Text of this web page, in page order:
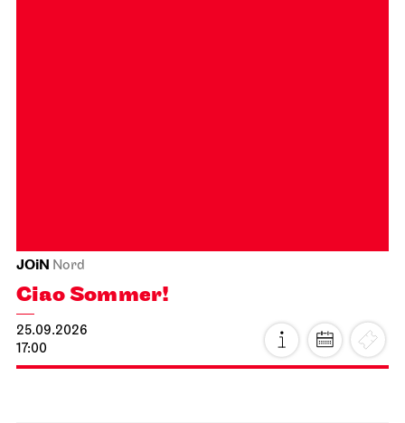
JOiN Nord
Ciao Sommer!
25.09.2026
17:00